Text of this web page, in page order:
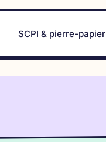
SCPI & pierre-papier